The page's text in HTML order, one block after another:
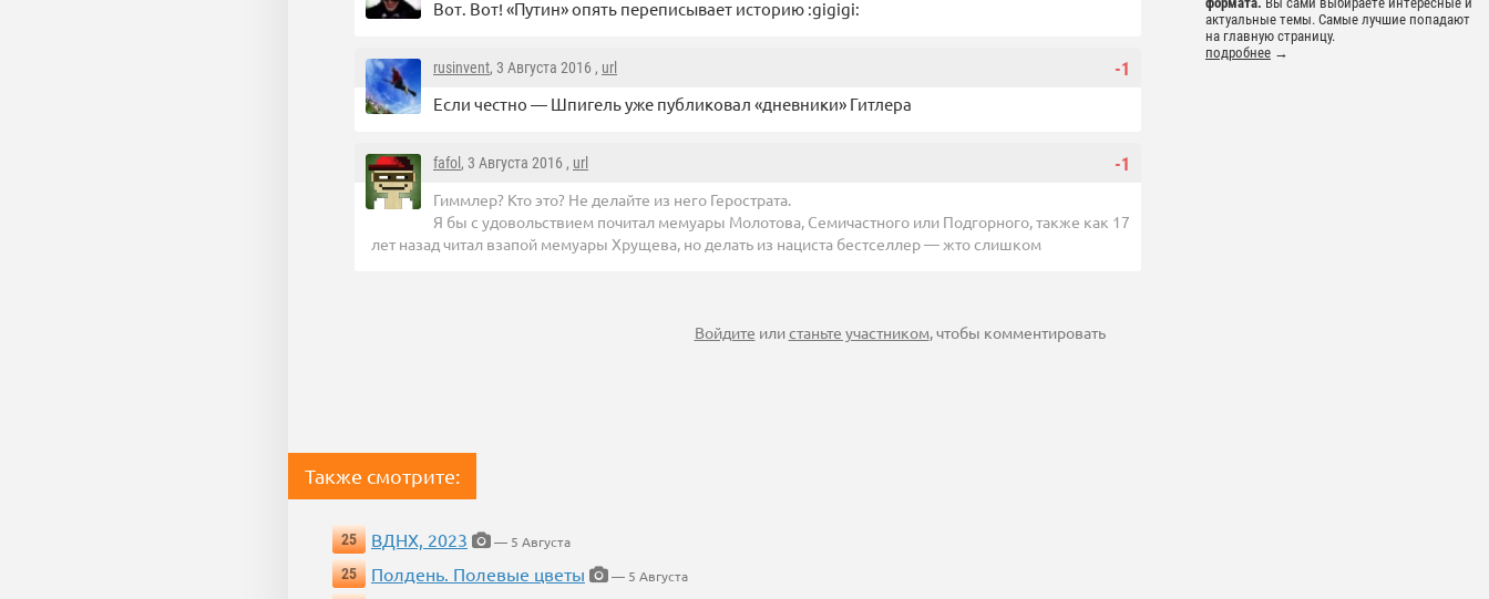
актуальные темы. Самые лучшие попадают
на главную страницу.
подробнее →
Вот. Вот! «Путин» опять переписывает историю :gigigi:
-1
rusinvent, 3 Августа 2016 , url
Если честно — Шпигель уже публиковал «дневники» Гитлера
-1
fafol , 3 Августа 2016 , url
Гиммлер? Кто это? Не делайте из него Герострата.
Я бы с удовольствием почитал мемуары Молотова, Семичастного или Подгорного, также как 17
лет назад читал взапой мемуары Хрущева, но делать из нациста бестселлер — жто слишком
Войдите илистаньте участником, чтобы комментировать
Также смотрите:
25 ВДНХ, 2023
— 5 Августа
25
Полдень. Полевые цветы
— 5 Августа